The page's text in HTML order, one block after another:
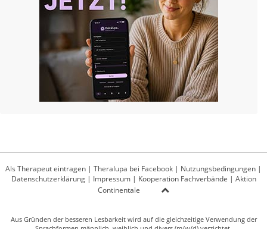
Als Therapeut eintragen | Theralupa bei Facebook | Nutzungsbedingungen |
Datenschutzerklärung| Impressum| Kooperation Fachverbände | Aktion
Continentale
Aus Gründen der besseren Lesbarkeit wird auf die gleichzeitige Verwendung der